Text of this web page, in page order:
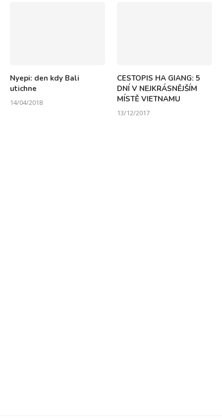
Nyepi: den kdy Bali
utichne
14/04/2018
CESTOPIS HA GIANG: 5
DNÍ V NEJKRÁSNĚJŠÍM
MÍSTĚ VIETNAMU
13/12/2017